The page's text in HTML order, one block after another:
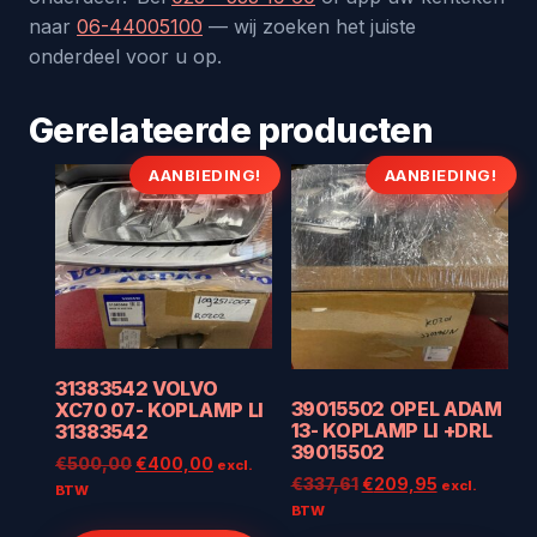
naar 06-44005100 — wij zoeken het juiste
onderdeel voor u op.
Gerelateerde producten
AANBIEDING!
31383542 VOLVO
XC70 07- KOPLAMP LI
31383542
€500,00Oorspronkelijke
€400,00 Huidige
excl.
BTW
AANBIEDING!
39015502 OPEL ADAM
13- KOPLAMP LI +DRL
39015502
€337,61 Oorspronkelijke
€209,95Huidige
excl.
BTW